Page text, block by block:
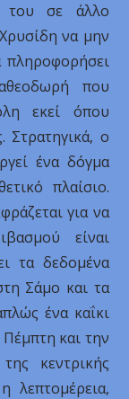
του σε άλλο
να μην
πληροφορήσει
που
εκεί όπου
ο
ένα δόγμα
πλαίσιο.
για να
είναι
τα δεδομένα
Σάμο και τα
ένα καΐκι
και την
κεντρικής
λεπτομέρεια,